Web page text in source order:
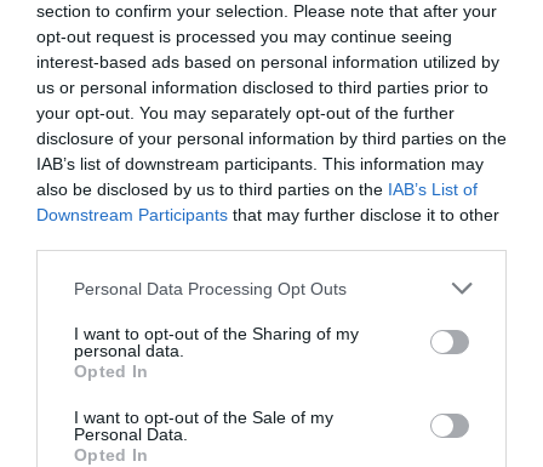
section to confirm your selection. Please note that after your
opt-out request is processed you may continue seeing
interest-based ads based on personal information utilized by
us or personal information disclosed to third parties prior to
your opt-out. You may separately opt-out of the further
disclosure of your personal information by third parties on the
IAB’s list of downstream participants. This information may
also be disclosed by us to third parties on the IAB’s List of
Downstream Participants that may further disclose it to other
Please note that this website/app uses one or more Google
not limited to your visit or usage behaviour. You may click to
grant or deny consent to Google and its third-party tags to
use your data for below specified purposes in below Google
consent section.
Personal Data Processing Opt Outs
I want to opt-out of the Sharing of my
personal data.
Opted In
I want to opt-out of the Sale of my
Personal Data.
Opted In
Δολοφονία Γιώργου Καραϊβάζ: Τι ψάχνει η
ΕΛ.ΑΣ. για τους αναβάτες του σκούτερ
Αρκετά είναι τα ερωτήματα που πρέπει να απαντηθούν το
επόμενο χρονικό διάστημα από την ΕΛ.ΑΣ. αναφορικά με
την δολοφονία του Γιώργου Καραϊβάζ ύστερα κ...
02 Μαΐου 2023